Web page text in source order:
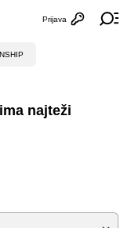
Otvori
Prijava
najteži